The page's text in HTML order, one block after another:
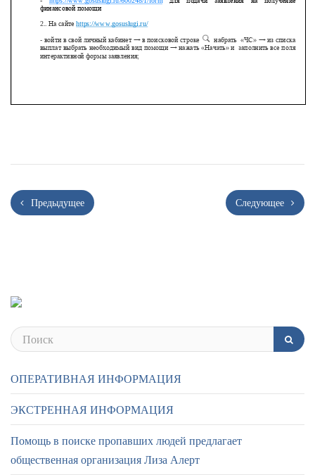
Предыдущее Следующее
ОПЕРАТИВНАЯ ИНФОРМАЦИЯ
ЭКСТРЕННАЯ ИНФОРМАЦИЯ
Помощь в поиске пропавших людей предлагает
общественная организация Лиза Алерт